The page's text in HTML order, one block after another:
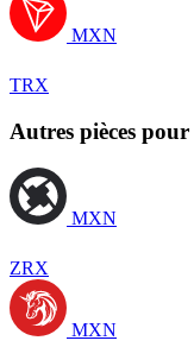
MXN
TRX
Autres pièces
MXN
ZRX
MXN